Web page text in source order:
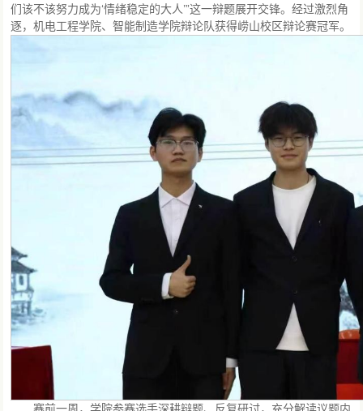
们该不该努力成为‘情绪稳定的大人’”这一辩题展开交锋。经过激烈角
逐，机电工程学院、智能制造学院辩论队获得崂山校区辩论赛冠军。